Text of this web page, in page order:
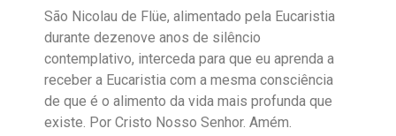
São Nicolau de Flüe, alimentado pela Eucaristia
durante dezenove anos de silêncio
contemplativo, interceda para que eu aprenda a
receber a Eucaristia com a mesma consciência
de que é o alimento da vida mais profunda que
existe. Por Cristo Nosso Senhor. Amém.